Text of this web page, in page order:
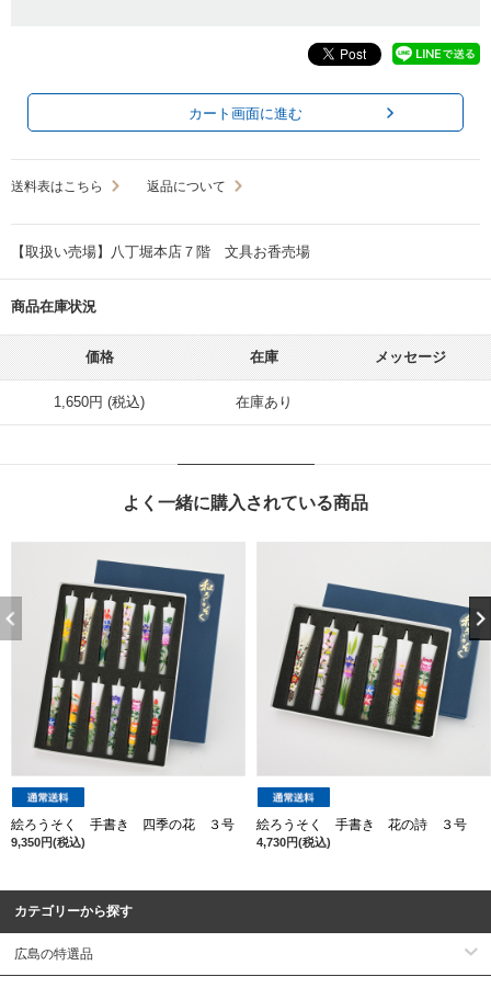
カート画面に進む
送料表はこちら 返品について
【取扱い売場】八丁堀本店７階 文具お香売場
商品在庫状況
価格 在庫 メッセージ
1,650円 (税込) 在庫あり
よく一緒に購入されている商品
絵ろうそく 手書き 四季の花 ３号
9,350円(税込)
絵ろうそく 手書き 花の詩 ３号
4,730円(税込)
カテゴリーから探す
広島の特選品